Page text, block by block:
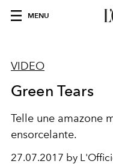
MENU
VIDEO
Green Tears
Telle une amazone
ensorcelante.
27.07.2017 by